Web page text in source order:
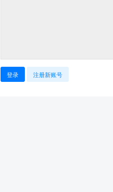
登录 注册新账号